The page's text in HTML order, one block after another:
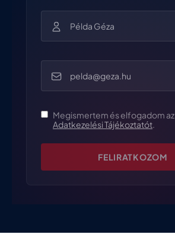
Megismertem és elfogadom az
Adatkezelési Tájékoztatót.
FELIRATKOZOM